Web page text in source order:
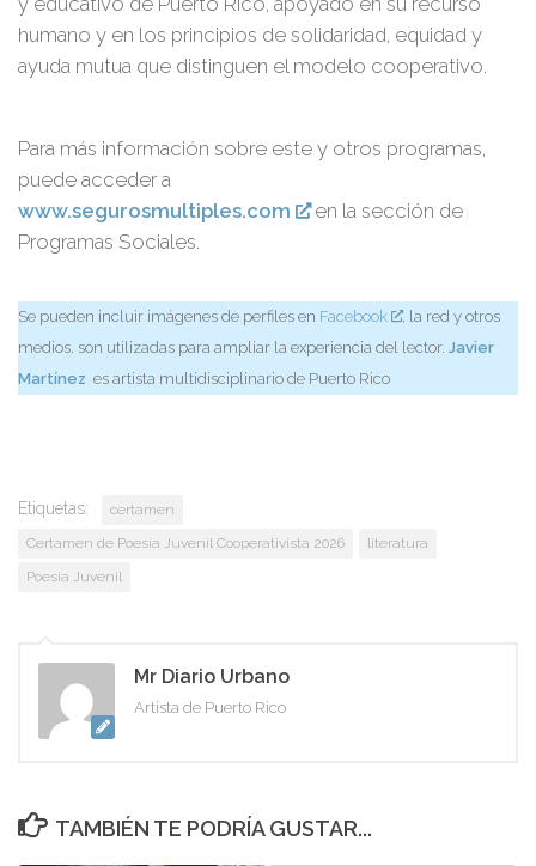
humano y en los principios de solidaridad, equidad y
ayuda mutua que distinguen el modelo cooperativo.
Para más información sobre este y otros programas,
puede acceder a
www.segurosmultiples.com
en la sección de
Programas Sociales.
Se pueden incluir imágenes de perfiles en Facebook
, la red y otros
medios. son utilizadas para ampliar la experiencia del lector. Javier
Martínez es artista multidisciplinario de Puerto Rico
Etiquetas:
certamen
Certamen de Poesía Juvenil Cooperativista 2026
literatura
Poesía Juvenil
Mr Diario Urbano
Artista de Puerto Rico
TAMBIÉN TE PODRÍA GUSTAR...